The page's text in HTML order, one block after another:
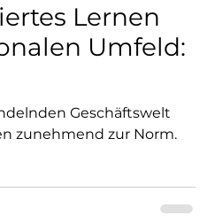
Lernen
Umfeld:
und Tipps
Geschäftswelt
zunehmend zur Norm.